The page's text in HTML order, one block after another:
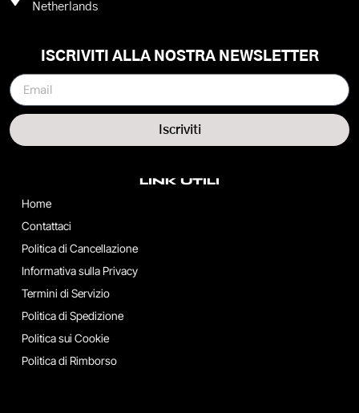
Netherlands
LINK UTILI
Home
Contattaci
Politica di Cancellazione
Informativa sulla Privacy
Termini di Servizio
Politica di Spedizione
Politica sui Cookie
Politica di Rimborso
ISCRIVITI ALLA NOSTRA NEWSLETTER
Iscriviti